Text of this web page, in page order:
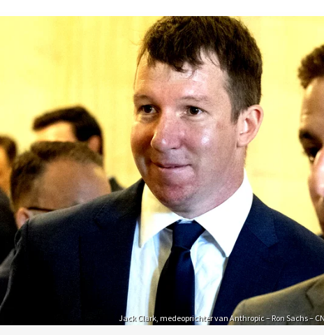
Jack Clark, medeoprichter van Anthropic – Ron Sachs –